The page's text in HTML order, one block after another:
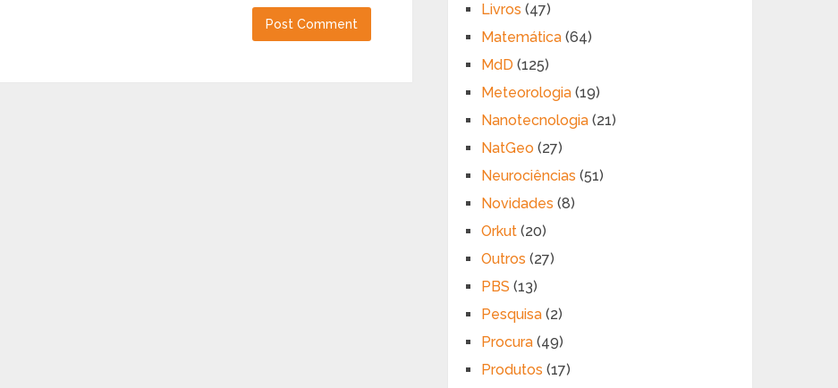
Livros (47)
Matemática (64)
MdD (125)
Meteorologia (19)
Nanotecnologia (21)
NatGeo (27)
Neurociências (51)
Novidades (8)
Orkut (20)
Outros (27)
PBS (13)
Pesquisa (2)
Procura (49)
Produtos (17)